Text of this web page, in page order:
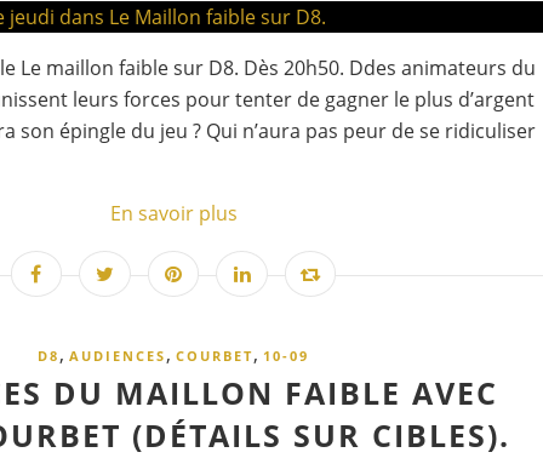
Le maillon faible sur D8. Dès 20h50. Ddes animateurs du
leurs forces pour tenter de gagner le plus d’argent
son épingle du jeu ? Qui n’aura pas peur de se ridiculiser
En savoir plus
D8, AUDIENCES, COURBET, 10-09
DU MAILLON FAIBLE AVEC
(DÉTAILS SUR CIBLES).